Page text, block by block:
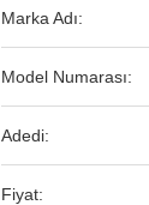
Marka Adı:
Model Numarası:
Adedi:
Fiyat: